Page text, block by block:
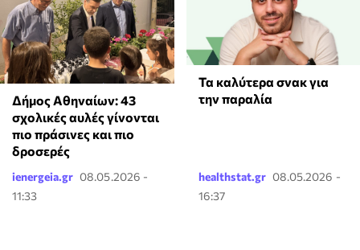
Δήμος Αθηναίων: 43
σχολικές αυλές γίνονται
πιο πράσινες και πιο
δροσερές
ienergeia.gr 08.05.2026 -
11:33
Τα καλύτερα σνακ για
την παραλία
healthstat.gr 08.05.2026 -
16:37